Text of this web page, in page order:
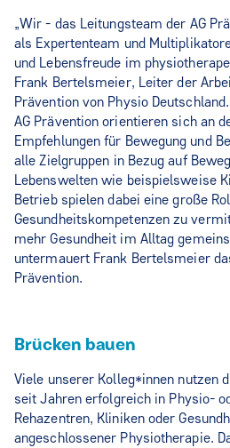
„Wir - das Leitungsteam der AG
als Expertenteam und
und Lebensfreude im
Frank Bertelsmeier, Leiter der
Prävention von Physio
AG Prävention orientieren sich an
Empfehlungen für Bewegung und
alle Zielgruppen in Bezug auf
Lebenswelten wie beispielsweise
Betrieb spielen dabei eine große
Gesundheitskompetenzen zu
mehr Gesundheit im Alltag
untermauert Frank Bertelsmeier
Prävention.
Brücken bauen
Viele unserer Kolleg*innen nutzen
seit Jahren erfolgreich in Physio-
Rehazentren, Kliniken oder
angeschlossener Physiotherapie.